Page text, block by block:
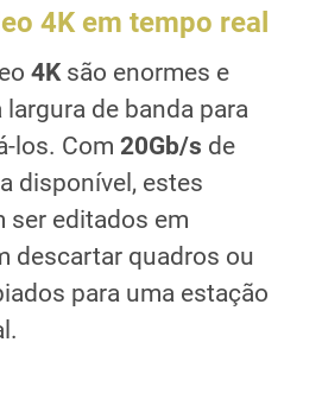
4K em tempo real
4Ksão enormes e
de banda para
los. Com 20Gb/s de
disponível, estes
ser editados em
descartar quadros ou
para uma estação